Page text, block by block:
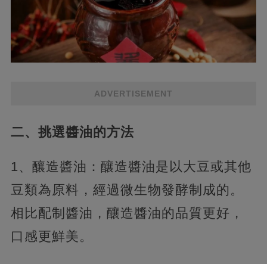
ADVERTISEMENT
二、挑選醬油的方法
1、釀造醬油：釀造醬油是以大豆或其他
豆類為原料，經過微生物發酵制成的。
相比配制醬油，釀造醬油的品質更好，
口感更鮮美。